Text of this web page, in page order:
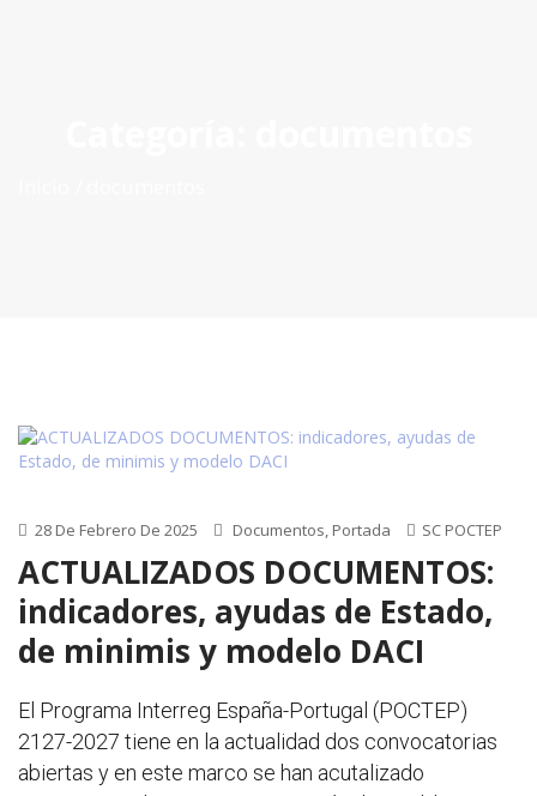
28 De Febrero De 2025 Documentos, Portada SC POCTEP
ACTUALIZADOS DOCUMENTOS:
indicadores, ayudas de Estado,
de minimis y modelo DACI
El Programa Interreg España-Portugal (POCTEP)
2127-2027 tiene en la actualidad dos convocatorias
abiertas y en este marco se han acutalizado